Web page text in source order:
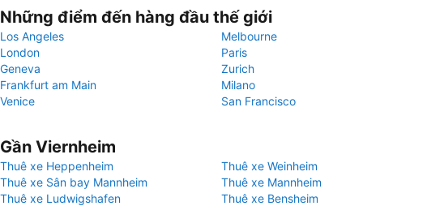
Những điểm đến hàng đầu thế giới
Los Angeles
Melbourne
London
Paris
Geneva
Zurich
Frankfurt am Main
Milano
Venice
San Francisco
Gần Viernheim
Thuê xe Heppenheim
Thuê xe Weinheim
Thuê xe Sân bay Mannheim
Thuê xe Mannheim
Thuê xe Ludwigshafen
Thuê xe Bensheim